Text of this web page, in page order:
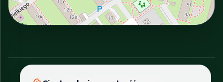
INTERACTIVE VIEW